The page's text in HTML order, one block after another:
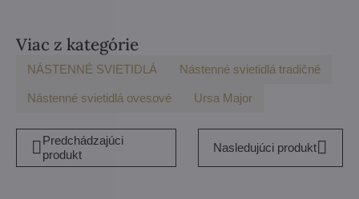
Viac z kategórie
NÁSTENNÉ SVIETIDLÁ Nástenné svietidlá tradičné
Nástenné svietidlá ovesové Ursa Major
Predchádzajúci
produkt
Nasledujúci produkt